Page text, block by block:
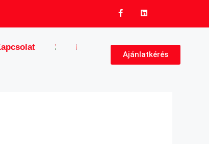
Ajánlatkérés